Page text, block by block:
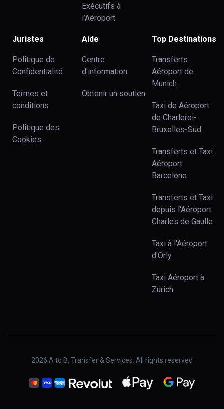
Exécutifs à
l’Aéroport
Juristes
Politique de
Confidentialité
Termes et
conditions
Politique des
Cookies
Aide
Centre
d'information
Obtenir un soutien
Top Destinations
Transferts
Aéroport de
Munich
Taxi de Aéroport
de Charleroi-
Bruxelles-Sud
Transferts et Taxi
Aéroport
Barcelone
Transferts et Taxi
depuis l'Aéroport
Charles de Gaulle
Taxi à l'Aéroport
d'Orly
Taxi Aéroport à
Zurich
2026 A to B. Transfer & Services. All rights reserved